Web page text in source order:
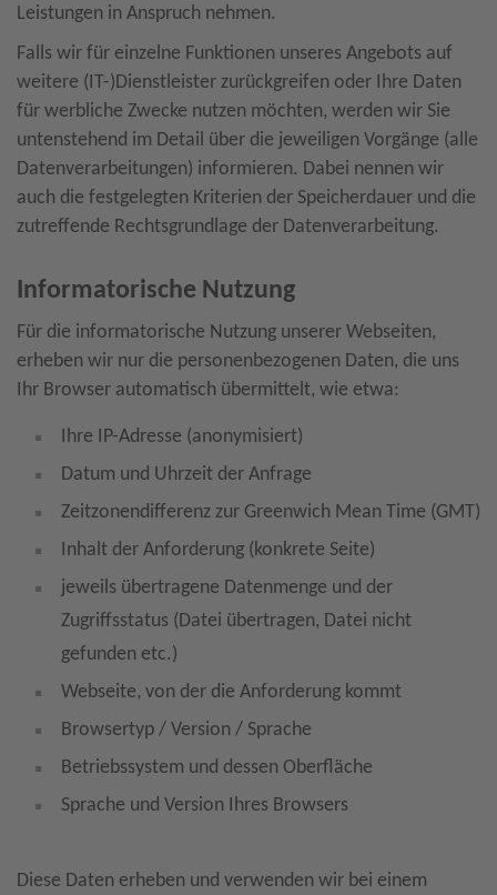
Leistungen in Anspruch nehmen.
Falls wir für einzelne Funktionen unseres Angebots auf
weitere (IT-)Dienstleister zurückgreifen oder Ihre Daten
für werbliche Zwecke nutzen möchten, werden wir Sie
untenstehend im Detail über die jeweiligen Vorgänge (alle
Datenverarbeitungen) informieren. Dabei nennen wir
auch die festgelegten Kriterien der Speicherdauer und die
zutreffende Rechtsgrundlage der Datenverarbeitung.
Informatorische Nutzung
Für die informatorische Nutzung unserer Webseiten,
erheben wir nur die personenbezogenen Daten, die uns
Ihr Browser automatisch übermittelt, wie etwa:
Ihre IP-Adresse (anonymisiert)
Datum und Uhrzeit der Anfrage
Zeitzonendifferenz zur Greenwich Mean Time (GMT)
Inhalt der Anforderung (konkrete Seite)
jeweils übertragene Datenmenge und der
Zugriffsstatus (Datei übertragen, Datei nicht
gefunden etc.)
Webseite, von der die Anforderung kommt
Browsertyp / Version / Sprache
Betriebssystem und dessen Oberfläche
Sprache und Version Ihres Browsers
Diese Daten erheben und verwenden wir bei einem